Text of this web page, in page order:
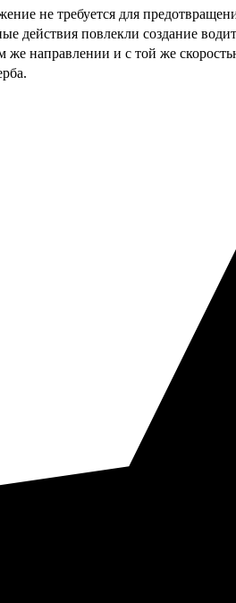
не требуется для
действия повлекли создание
направлении и с той же